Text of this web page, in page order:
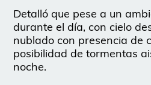
Detalló que pese a un
durante el día, con cielo
nublado con presencia de
posibilidad de tormentas
noche.